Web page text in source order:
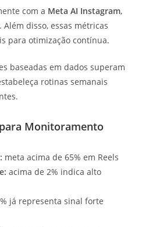
com a Meta AI Instagram,
disso, essas métricas
para otimização contínua.
baseadas em dados superam
rotinas semanais
Monitoramento
meta acima de 65% em Reels
acima de 2% indica alto
já representa sinal forte